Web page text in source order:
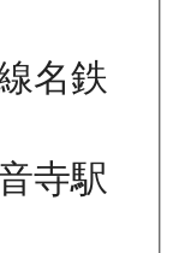
名鉄
寺駅